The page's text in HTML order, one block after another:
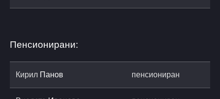
Пенсионирани:
Кирил Панов пенсиониран